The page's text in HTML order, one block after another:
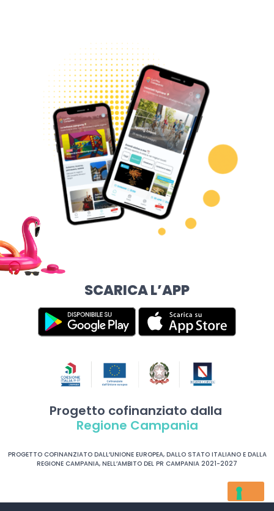
SCARICA L’APP
Progetto cofinanziato dalla
Regione Campania
PROGETTO COFINANZIATO DALL’UNIONE EUROPEA, DALLO STATO ITALIANO E DALLA
REGIONE CAMPANIA, NELL’AMBITO DEL PR CAMPANIA 2021-2027